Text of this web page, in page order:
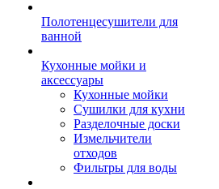
Полотенцесушители для
ванной
Кухонные мойки и
аксессуары
Кухонные мойки
Сушилки для кухни
Разделочные доски
Измельчители
отходов
Фильтры для воды